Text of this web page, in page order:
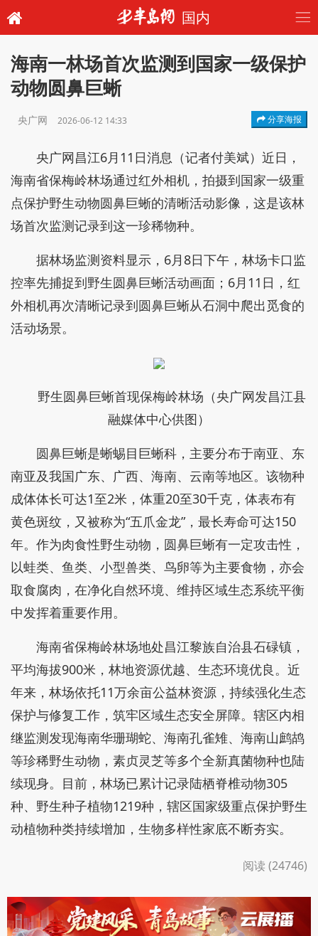
国内
海南一林场首次监测到国家一级保护
动物圆鼻巨蜥
央广网 2026-06-12 14:33 分享海报
央广网昌江6月11日消息（记者付美斌）近日，
海南省保梅岭林场通过红外相机，拍摄到国家一级重
点保护野生动物圆鼻巨蜥的清晰活动影像，这是该林
场首次监测记录到这一珍稀物种。
据林场监测资料显示，6月8日下午，林场卡口监
控率先捕捉到野生圆鼻巨蜥活动画面；6月11日，红
外相机再次清晰记录到圆鼻巨蜥从石洞中爬出觅食的
活动场景。
野生圆鼻巨蜥首现保梅岭林场（央广网发昌江县
融媒体中心供图）
圆鼻巨蜥是蜥蜴目巨蜥科，主要分布于南亚、东
南亚及我国广东、广西、海南、云南等地区。该物种
成体体长可达1至2米，体重20至30千克，体表布有
黄色斑纹，又被称为“五爪金龙”，最长寿命可达150
年。作为肉食性野生动物，圆鼻巨蜥有一定攻击性，
以蛙类、鱼类、小型兽类、鸟卵等为主要食物，亦会
取食腐肉，在净化自然环境、维持区域生态系统平衡
中发挥着重要作用。
海南省保梅岭林场地处昌江黎族自治县石碌镇，
平均海拔900米，林地资源优越、生态环境优良。近
年来，林场依托11万余亩公益林资源，持续强化生态
保护与修复工作，筑牢区域生态安全屏障。辖区内相
继监测发现海南华珊瑚蛇、海南孔雀雉、海南山鹧鸪
等珍稀野生动物，素贞灵芝等多个全新真菌物种也陆
续现身。目前，林场已累计记录陆栖脊椎动物305
种、野生种子植物1219种，辖区国家级重点保护野生
动植物种类持续增加，生物多样性家底不断夯实。
阅读 (24746)